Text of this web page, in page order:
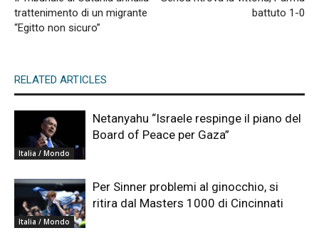
trattenimento di un migrante
“Egitto non sicuro”
battuto 1-0
RELATED ARTICLES
Italia / Mondo
Netanyahu “Israele respinge il piano del
Board of Peace per Gaza”
Italia / Mondo
Per Sinner problemi al ginocchio, si
ritira dal Masters 1000 di Cincinnati